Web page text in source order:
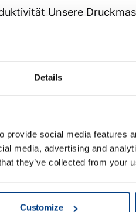
Details
provide social media features
media, advertising and
they’ve collected from your
Customize
zu
Unsere
Betrieb
geringen
reduzieren und